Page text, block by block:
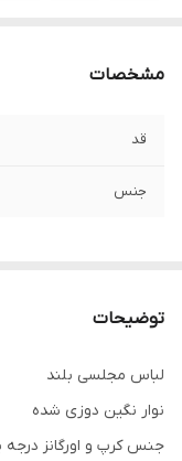
مشخصات
قد
جنس
توضیحات
لباس مجلسی بلند
نوار نگین دوزی شده
جنس کرپ و اورگانز